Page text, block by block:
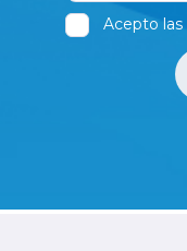
Acepto las